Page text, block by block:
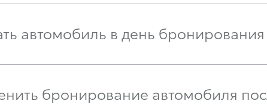
автомобиль в день бронирования
бронирование автомобиля